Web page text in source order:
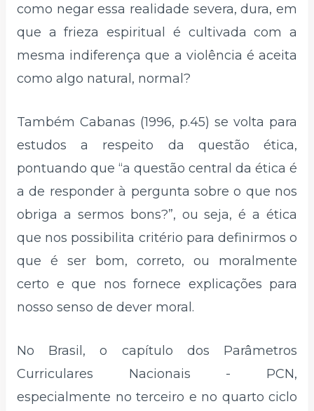
como negar essa realidade severa, dura, em
que a frieza espiritual é cultivada com a
mesma indiferença que a violência é aceita
como algo natural, normal?
Também Cabanas (1996, p.45) se volta para
estudos a respeito da questão ética,
pontuando que “a questão central da ética é
a de responder à pergunta sobre o que nos
obriga a sermos bons?”, ou seja, é a ética
que nos possibilita critério para definirmos o
que é ser bom, correto, ou moralmente
certo e que nos fornece explicações para
nosso senso de dever moral.
No Brasil, o capítulo dos Parâmetros
Curriculares Nacionais - PCN,
especialmente no terceiro e no quarto ciclo